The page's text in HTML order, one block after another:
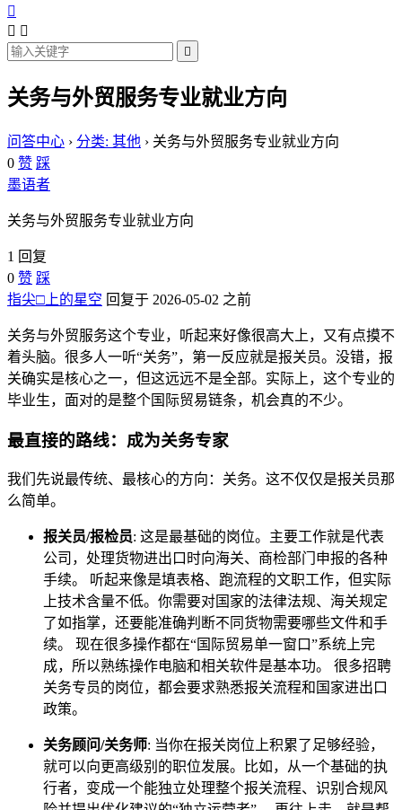

 

关务与外贸服务专业就业方向
问答中心 › 分类: 其他 › 关务与外贸服务专业就业方向
0 赞 踩
墨语者
关务与外贸服务专业就业方向
1 回复
0 赞 踩
指尖□上的星空 回复于 2026-05-02 之前
关务与外贸服务这个专业，听起来好像很高大上，又有点摸不
着头脑。很多人一听“关务”，第一反应就是报关员。没错，报
关确实是核心之一，但这远远不是全部。实际上，这个专业的
毕业生，面对的是整个国际贸易链条，机会真的不少。
最直接的路线：成为关务专家
我们先说最传统、最核心的方向：关务。这不仅仅是报关员那
么简单。
报关员/报检员: 这是最基础的岗位。主要工作就是代表
公司，处理货物进出口时向海关、商检部门申报的各种
手续。 听起来像是填表格、跑流程的文职工作，但实际
上技术含量不低。你需要对国家的法律法规、海关规定
了如指掌，还要能准确判断不同货物需要哪些文件和手
续。 现在很多操作都在“国际贸易单一窗口”系统上完
成，所以熟练操作电脑和相关软件是基本功。 很多招聘
关务专员的岗位，都会要求熟悉报关流程和国家进出口
政策。
关务顾问/关务师: 当你在报关岗位上积累了足够经验，
就可以向更高级别的职位发展。比如，从一个基础的执
行者，变成一个能独立处理整个报关流程、识别合规风